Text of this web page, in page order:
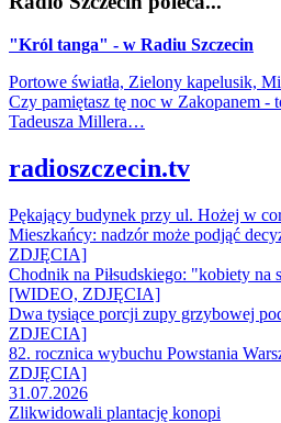
"Król tanga" - w Radiu Szczecin
Portowe światła, Zielony kapelusik,
Czy pamiętasz tę noc w Zakopanem
Tadeusza Millera…
radioszczecin.tv
Pękający budynek przy ul. Hożej w
Mieszkańcy: nadzór może podjąć
ZDJĘCIA]
Chodnik na Piłsudskiego: "kobiety na
[WIDEO, ZDJĘCIA]
Dwa tysiące porcji zupy grzybowej
ZDJECIA]
82. rocznica wybuchu Powstania
ZDJĘCIA]
31.07.2026
Zlikwidowali plantację konopi